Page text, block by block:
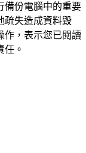
備份電腦中的重要
疏失造成資料毀
作，表示您已閱讀
任。